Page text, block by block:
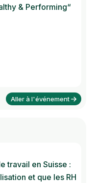
& Performing“
Aller à l'événement
travail en Suisse :
et que les RH